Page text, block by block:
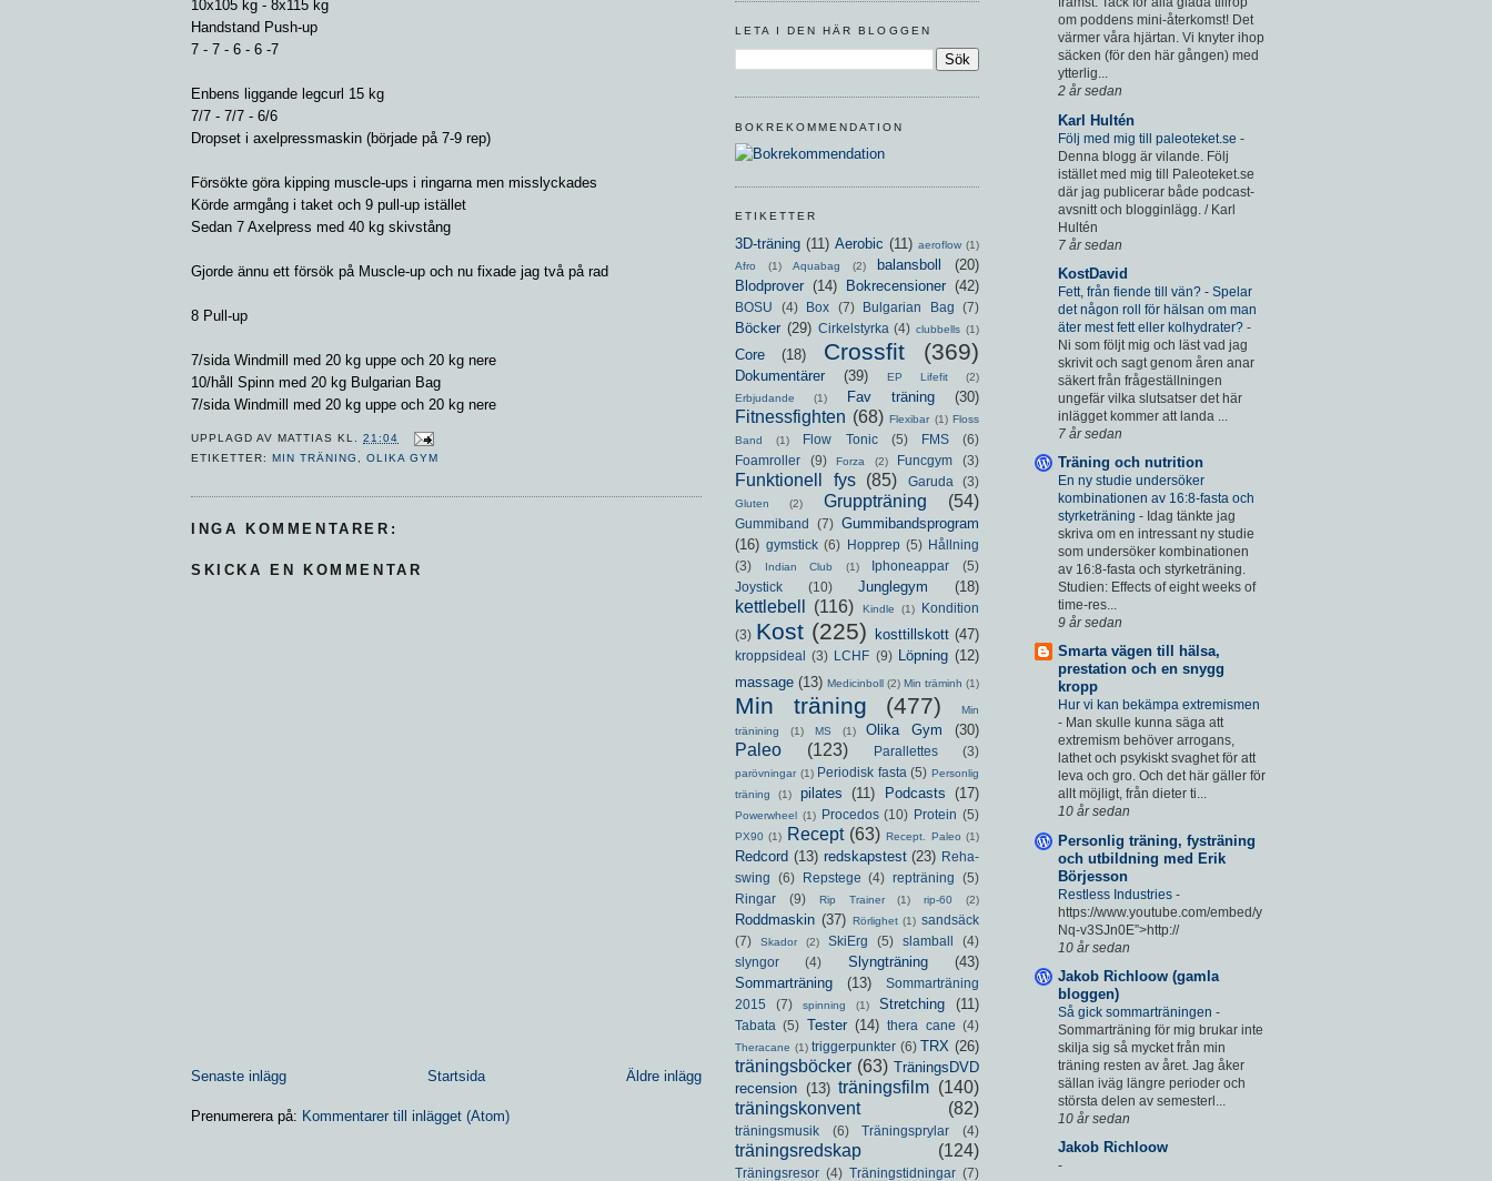
10x105 kg - 8x115 kg
Handstand Push-up
7 - 7 - 6 - 6 -7
Enbens liggande legcurl 15 kg
7/7 - 7/7 - 6/6
Dropset i axelpressmaskin (började på 7-9 rep)
Försökte göra kipping muscle-ups i ringarna men misslyckades
Körde armgång i taket och 9 pull-up istället
Sedan 7 Axelpress med 40 kg skivstång
Gjorde ännu ett försök på Muscle-up och nu fixade jag två på rad
8 Pull-up
7/sida Windmill med 20 kg uppe och 20 kg nere
10/håll Spinn med 20 kg Bulgarian Bag
7/sida Windmill med 20 kg uppe och 20 kg nere
UPPLAGD AVMATTIAS KL.21:04
ETIKETTER:MIN TRÄNING ,OLIKA GYM
INGA KOMMENTARER:
SKICKA EN KOMMENTAR
Senaste inlägg Äldre inlägg
Startsida
Prenumerera på: Kommentarer till inlägget (Atom)
om poddens mini-återkomst! Det
värmer våra hjärtan. Vi knyter ihop
säcken (för den här gången) med
ytterlig...
2 år sedan
Karl Hultén
Följ med mig till paleoteket.se -
Denna blogg är vilande. Följ
istället med mig till Paleoteket.se
där jag publicerar både podcast-
avsnitt och blogginlägg. / Karl
Hultén
7 år sedan
KostDavid
Fett, från fiende till vän? - Spelar
det någon roll för hälsan om man
äter mest fett eller kolhydrater? -
Ni som följt mig och läst vad jag
skrivit och sagt genom åren anar
säkert från frågeställningen
ungefär vilka slutsatser det här
inlägget kommer att landa ...
7 år sedan
Träning och nutrition
En ny studie undersöker
kombinationen av 16:8-fasta och
styrketräning - Idag tänkte jag
skriva om en intressant ny studie
som undersöker kombinationen
av 16:8-fasta och styrketräning.
Studien: Effects of eight weeks of
time-res...
9 år sedan
Smarta vägen till hälsa,
prestation och en snygg
kropp
Hur vi kan bekämpa extremismen
- Man skulle kunna säga att
extremism behöver arrogans,
lathet och psykiskt svaghet för att
leva och gro. Och det här gäller för
allt möjligt, från dieter ti...
10 år sedan
Personlig träning, fysträning
och utbildning med Erik
Börjesson
Restless Industries -
https://www.youtube.com/embed/y
Nq-v3SJn0E”>http://
10 år sedan
Jakob Richloow (gamla
bloggen)
Så gick sommarträningen -
Sommarträning för mig brukar inte
skilja sig så mycket från min
träning resten av året. Jag åker
sällan iväg längre perioder och
största delen av semesterl...
10 år sedan
Jakob Richloow
-
LETA I DEN HÄR BLOGGEN
BOKREKOMMENDATION
ETIKETTER
3D-träning (11) Aerobic (11) aeroflow (1)
Afro
(1) Aquabag (2) balansboll
(20)
Blodprover (14) Bokrecensioner (42)
BOSU (4) Box (7) Bulgarian Bag (7)
Böcker (29) Cirkelstyrka (4) clubbells (1)
Core (18) Crossfit (369)
Dokumentärer (39) EP Lifefit
(2)
Erbjudande
(1) Fav träning (30)
Fitnessfighten (68) Flexibar (1) Floss
Band
(1) Flow Tonic (5) FMS
(6)
Foamroller
(9) Forza (2) Funcgym (3)
Funktionell fys (85) Garuda (3)
Gluten (2) Gruppträning (54)
Gummiband (7) Gummibandsprogram
(16) gymstick (6) Hopprep (5) Hållning
(3)
Indian Club (1) Iphoneappar
(5)
Joystick
(10) Junglegym (18)
kettlebell (116) Kindle (1)
Kondition
(3) Kost (225) kosttillskott (47)
kroppsideal (3) LCHF (9) Löpning (12)
massage (13) Medicinboll (2) Min träminh (1)
Min träning (477)
Min
tränining
(1) MS (1) Olika Gym (30)
Paleo (123) Parallettes (3)
parövningar (1) Periodisk fasta (5) Personlig
träning
(1) pilates (11) Podcasts (17)
Powerwheel (1) Procedos (10) Protein (5)
PX90 (1) Recept (63) Recept. Paleo (1)
Redcord (13) redskapstest (23) Reha-
swing
(6) Repstege (4) repträning
(5)
Ringar
(9) Rip Trainer (1) rip-60 (2)
Roddmaskin (37) Rörlighet (1) sandsäck
(7)
Skador (2) SkiErg (5) slamball
(4)
slyngor
(4) Slyngträning
(43)
Sommarträning
(13)
Sommarträning
2015
(7) spinning (1) Stretching (11)
Tabata (5) Tester (14) thera cane (4)
Theracane (1) triggerpunkter (6) TRX (26)
träningsböcker (63) TräningsDVD
recension (13) träningsfilm (140)
träningskonvent
(82)
träningsmusik (6) Träningsprylar (4)
träningsredskap (124)
Träningsresor (4) Träningstidningar (7)